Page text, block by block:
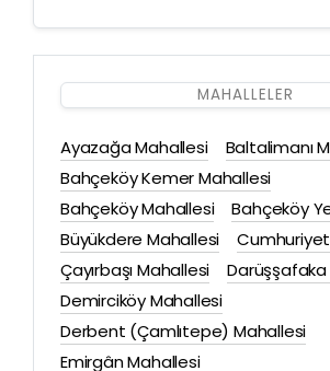
MAHALLELER
Ayazağa Mahallesi
Baltalimanı
Bahçeköy Kemer Mahallesi
Bahçeköy Mahallesi
Bahçeköy
Büyükdere Mahallesi
Çayırbaşı Mahallesi
Demirciköy Mahallesi
Derbent (Çamlıtepe) Mahallesi
Emirgân Mahallesi